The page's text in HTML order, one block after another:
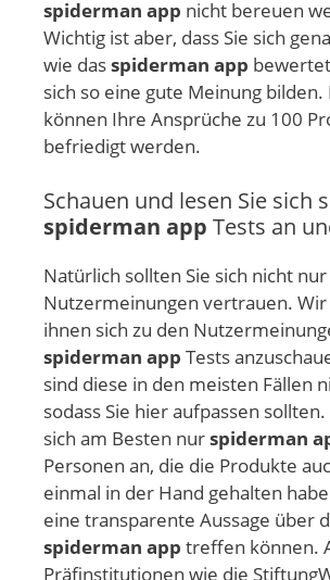
spiderman app nicht bereuen
Wichtig ist aber, dass Sie sich
wie dasspiderman app
sich so eine gute Meinung bilden.
können Ihre Ansprüche zu 100
befriedigt werden.
Schauen und lesen Sie sich
spiderman app Tests an
Natürlich sollten Sie sich nicht
Nutzermeinungen vertrauen.
ihnen sich zu den
spiderman app Tests
sind diese in den meisten Fällen
sodass Sie hier aufpassen sollten.
sich am Besten nurspiderman
Personen an, die die Produkte
einmal in der Hand gehalten
eine transparente Aussage über
spiderman app treffen können.
Präfinstitutionen wie die